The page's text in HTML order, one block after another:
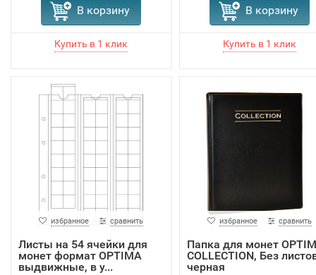
В корзину В корзину
избранное сравнить
Листы на 54 ячейки для
монет формат OPTIMA
выдвижные, в у...
избранное сравнить
Папка для монет
COLLECTION, Без
черная